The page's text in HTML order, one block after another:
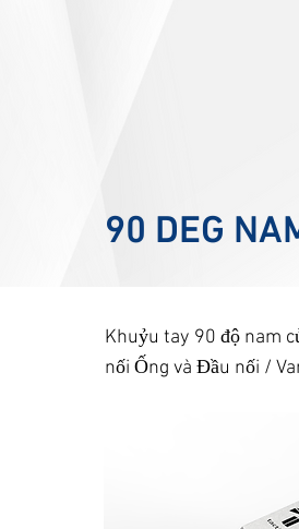
90 DEG
Khuỷu tay 90 độ nam
nối Ống và Đầu nối /